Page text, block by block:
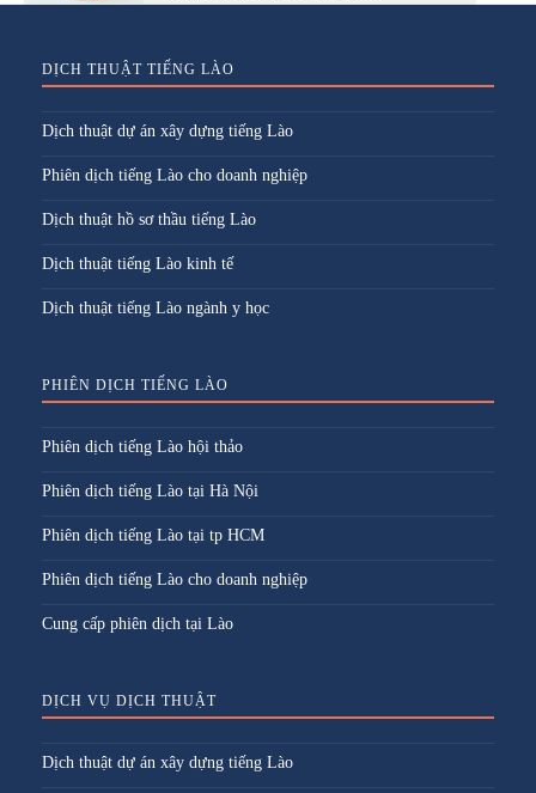
DỊCH THUẬT TIẾNG LÀO
Dịch thuật dự án xây dựng tiếng Lào
Phiên dịch tiếng Lào cho doanh nghiệp
Dịch thuật hồ sơ thầu tiếng Lào
Dịch thuật tiếng Lào kinh tế
Dịch thuật tiếng Lào ngành y học
PHIÊN DỊCH TIẾNG LÀO
Phiên dịch tiếng Lào hội thảo
Phiên dịch tiếng Lào tại Hà Nội
Phiên dịch tiếng Lào tại tp HCM
Phiên dịch tiếng Lào cho doanh nghiệp
Cung cấp phiên dịch tại Lào
DỊCH VỤ DỊCH THUẬT
Dịch thuật dự án xây dựng tiếng Lào